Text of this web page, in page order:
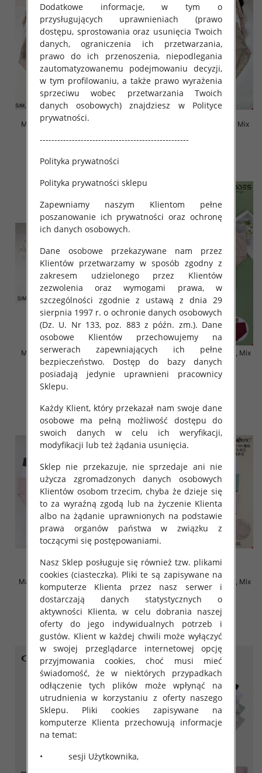
Majtki damskie Roz S-2XL, Mix
szczegóły
Majtki damskie Roz S-2XL, Mix
Majtki damskie Roz S-2XL, Mix
kolor Paczka 24 szt
4.50 zł
szczegóły
Majtki damskie Roz XL-4XL, Mix
kolor Paczka 24 szt
6.50 zł
Majtki damskie Roz XL-4XL, Mix
kolor Paczka 24 szt
4.80 zł
szczegóły
Majtki damskie Roz XL-4XL, Mix
kolor Paczka 24 szt
4.70 zł
szczegóły
Dodatkowe informacje, w tym o
przysługujących uprawnieniach (prawo
dostępu, sprostowania oraz usunięcia Twoich
danych, ograniczenia ich przetwarzania,
prawo do ich przenoszenia, niepodlegania
zautomatyzowanemu podejmowaniu decyzji,
w tym profilowaniu, a także prawo wyrażenia
sprzeciwu wobec przetwarzania Twoich
danych osobowych) znajdziesz w Polityce
prywatności.
---------------------------------------------------
Polityka prywatności
Polityka prywatności sklepu
Zapewniamy naszym Klientom pełne
poszanowanie ich prywatności oraz ochronę
ich danych osobowych.
Dane osobowe przekazywane nam przez
Klientów przetwarzamy w sposób zgodny z
zakresem udzielonego przez Klientów
zezwolenia oraz wymogami prawa, w
szczególności zgodnie z ustawą z dnia 29
sierpnia 1997 r. o ochronie danych osobowych
(Dz. U. Nr 133, poz. 883 z późn. zm.). Dane
osobowe Klientów przechowujemy na
serwerach zapewniających ich pełne
bezpieczeństwo. Dostęp do bazy danych
posiadają jedynie uprawnieni pracownicy
Sklepu.
Każdy Klient, który przekazał nam swoje dane
osobowe ma pełną możliwość dostępu do
swoich danych w celu ich weryfikacji,
modyfikacji lub też żądania usunięcia.
Sklep nie przekazuje, nie sprzedaje ani nie
użycza zgromadzonych danych osobowych
Klientów osobom trzecim, chyba że dzieje się
to za wyraźną zgodą lub na życzenie Klienta
albo na żądanie uprawnionych na podstawie
prawa organów państwa w związku z
toczącymi się postępowaniami.
Nasz Sklep posługuje się również tzw. plikami
cookies (ciasteczka). Pliki te są zapisywane na
komputerze Klienta przez nasz serwer i
dostarczają danych statystycznych o
aktywności Klienta, w celu dobrania naszej
oferty do jego indywidualnych potrzeb i
gustów. Klient w każdej chwili może wyłączyć
w swojej przeglądarce internetowej opcję
przyjmowania cookies, choć musi mieć
świadomość, że w niektórych przypadkach
odłączenie tych plików może wpłynąć na
utrudnienia w korzystaniu z oferty naszego
Sklepu. Pliki cookies zapisywane na
komputerze Klienta przechowują informacje
na temat:
• sesji Użytkownika,